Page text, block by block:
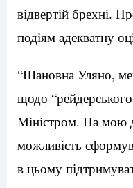
відвертій брехні.
подіям адекватну
“Шановна Уляно,
щодо “рейдерського
Міністром. На мою
можливість
в цьому